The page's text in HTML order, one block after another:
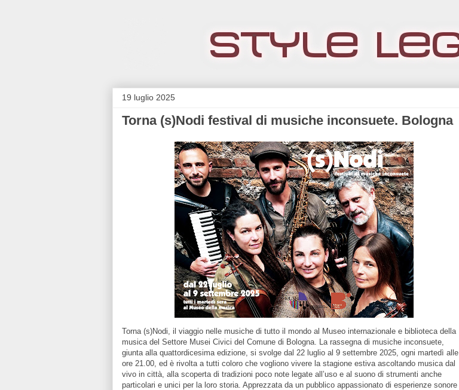
19 luglio 2025
Torna (s)Nodi festival di musiche inconsuete. Bologna
Torna (s)Nodi, il viaggio nelle musiche di tutto il mondo al Museo internazionale e biblioteca della
musica del Settore Musei Civici del Comune di Bologna. La rassegna di musiche inconsuete,
giunta alla quattordicesima edizione, si svolge dal 22 luglio al 9 settembre 2025, ogni martedì alle
ore 21.00, ed è rivolta a tutti coloro che vogliono vivere la stagione estiva ascoltando musica dal
vivo in città, alla scoperta di tradizioni poco note legate all’uso e al suono di strumenti anche
particolari e unici per la loro storia. Apprezzata da un pubblico appassionato di esperienze sonore